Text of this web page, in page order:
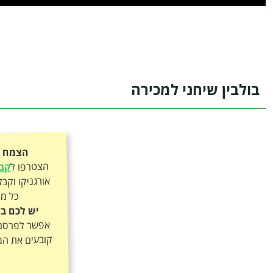
בולבין שיחני למכירה
הצמח
הצטרפו ל
כל
יש לכם
אפשר
קובעים את